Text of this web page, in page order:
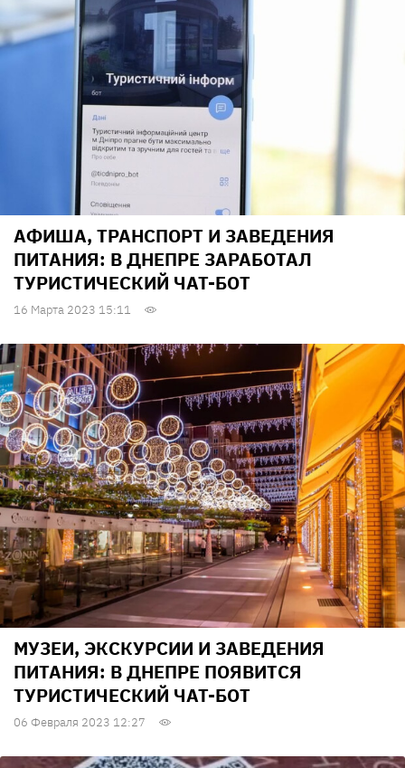
АФИША, ТРАНСПОРТ И ЗАВЕДЕНИЯ
ПИТАНИЯ: В ДНЕПРЕ ЗАРАБОТАЛ
ТУРИСТИЧЕСКИЙ ЧАТ-БОТ
16 Марта 2023 15:11
МУЗЕИ, ЭКСКУРСИИ И ЗАВЕДЕНИЯ
ПИТАНИЯ: В ДНЕПРЕ ПОЯВИТСЯ
ТУРИСТИЧЕСКИЙ ЧАТ-БОТ
06 Февраля 2023 12:27